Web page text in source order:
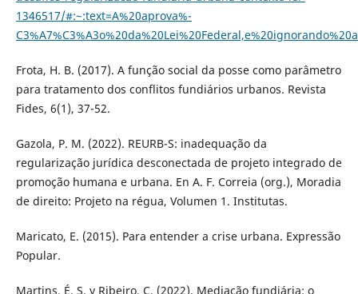
1346517/#:~:text=A%20aprova%-
Frota, H. B. (2017). A função social da posse como parâmetro
para tratamento dos conflitos fundiários urbanos. Revista
Fides, 6(1), 37-52.
Gazola, P. M. (2022). REURB-S: inadequação da
regularização jurídica desconectada de projeto integrado de
promoção humana e urbana. En A. F. Correia (org.), Moradia
de direito: Projeto na régua, Volumen 1. Institutas.
Maricato, E. (2015). Para entender a crise urbana. Expressão
Popular.
Martins, É. S. y Ribeiro, C. (2022). Mediação fundiária: o